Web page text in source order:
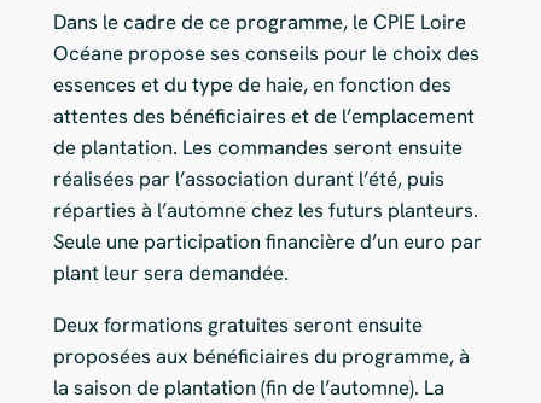
Dans le cadre de ce programme, le CPIE Loire
Océane propose ses conseils pour le choix des
essences et du type de haie, en fonction des
attentes des bénéficiaires et de l’emplacement
de plantation. Les commandes seront ensuite
réalisées par l’association durant l’été, puis
réparties à l’automne chez les futurs planteurs.
Seule une participation financière d’un euro par
plant leur sera demandée.
Deux formations gratuites seront ensuite
proposées aux bénéficiaires du programme, à
la saison de plantation (fin de l’automne). La